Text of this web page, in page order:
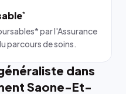
*
par l'Assurance
parcours de soins.
dans
Saone-Et-